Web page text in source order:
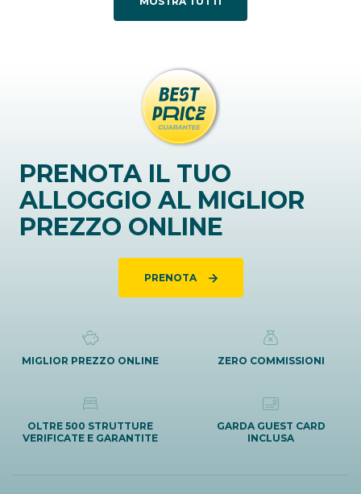
PRENOTA IL TUO
ALLOGGIO AL MIGLIOR
PREZZO ONLINE
PRENOTA
MIGLIOR PREZZO ONLINE ZERO COMMISSIONI
OLTRE 500 STRUTTURE
VERIFICATE E GARANTITE
GARDA GUEST CARD
INCLUSA